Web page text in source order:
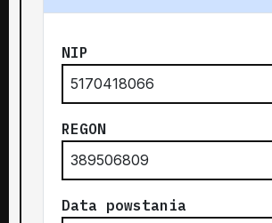
NIP
5170418066
REGON
389506809
Data powstania